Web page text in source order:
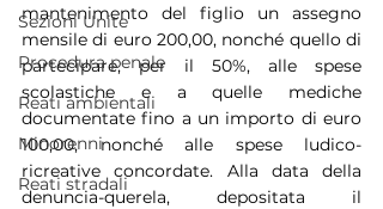
Sezioni Unite
Procedura penale
Reati ambientali
Minorenni
Reati stradali
mantenimento del figlio un assegno
mensile di euro 200,00, nonché quello di
partecipare, per il 50%, alle spese
scolastiche e a quelle mediche
documentate fino a un importo di euro
100,00, nonché alle spese ludico-
ricreative concordate. Alla data della
denuncia-querela, depositata il